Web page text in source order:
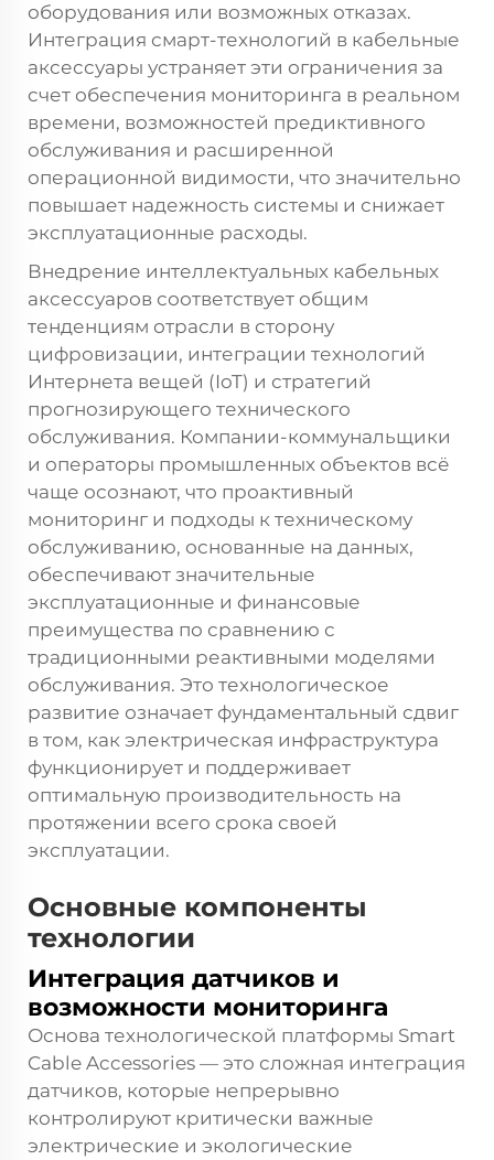
оборудования или возможных отказах.
Интеграция смарт-технологий в кабельные
аксессуары устраняет эти ограничения за
счет обеспечения мониторинга в реальном
времени, возможностей предиктивного
обслуживания и расширенной
операционной видимости, что значительно
повышает надежность системы и снижает
эксплуатационные расходы.
Внедрение интеллектуальных кабельных
аксессуаров соответствует общим
тенденциям отрасли в сторону
цифровизации, интеграции технологий
Интернета вещей (IoT) и стратегий
прогнозирующего технического
обслуживания. Компании-коммунальщики
и операторы промышленных объектов всё
чаще осознают, что проактивный
мониторинг и подходы к техническому
обслуживанию, основанные на данных,
обеспечивают значительные
эксплуатационные и финансовые
преимущества по сравнению с
традиционными реактивными моделями
обслуживания. Это технологическое
развитие означает фундаментальный сдвиг
в том, как электрическая инфраструктура
функционирует и поддерживает
оптимальную производительность на
протяжении всего срока своей
эксплуатации.
Основные компоненты
технологии
Интеграция датчиков и
возможности мониторинга
Основа технологической платформы Smart
Cable Accessories — это сложная интеграция
датчиков, которые непрерывно
контролируют критически важные
электрические и экологические